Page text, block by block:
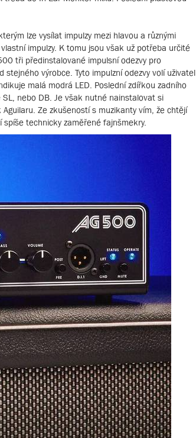
lze vysílat impulzy mezi hlavou a různými
impulzy. K tomu jsou však už potřeba určité
tři předinstalované impulsní odezvy pro
výrobce. Tyto impulzní odezvy volí uživatel
malá modrá LED. Poslední zdířkou zadního
SL, nebo DB. Je však nutné nainstalovat si
Ze zkušeností s muzikanty vím, že chtějí
technicky zaměřené fajnšmekry.